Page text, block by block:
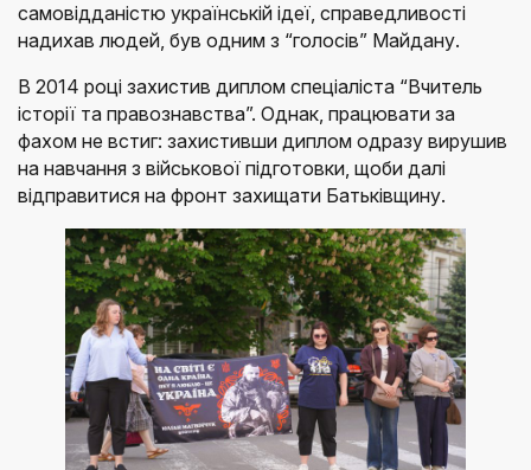
самовідданістю українській ідеї, справедливості
надихав людей, був одним з “голосів” Майдану.
В 2014 році захистив диплом спеціаліста “Вчитель
історії та правознавства”. Однак, працювати за
фахом не встиг: захистивши диплом одразу вирушив
на навчання з військової підготовки, щоби далі
відправитися на фронт захищати Батьківщину.